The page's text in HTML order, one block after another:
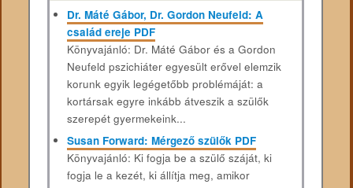
Dr. Máté Gábor, Dr. Gordon Neufeld: A
család ereje PDF
Könyvajánló: Dr. Máté Gábor és a Gordon
Neufeld pszichiáter egyesült erővel elemzik
korunk egyik legégetőbb problémáját: a
kortársak egyre inkább átveszik a szülők
szerepét gyermekeink...
Susan Forward: Mérgező szülők PDF
Könyvajánló: Ki ​fogja be a szülő száját, ki
fogja le a kezét, ki állítja meg, amikor